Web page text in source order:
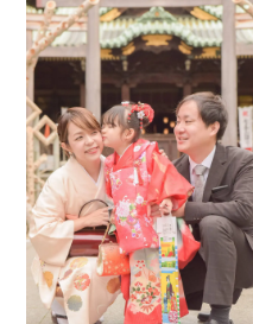
.
＊メッセージのない予約リ
お断りする可能性が高いで
.
＊日程変更やキャンセルの
連絡下さい。
.
メッセージ対応は基本的に
す。時間外でメッセージい
24時間以内とさせていただ